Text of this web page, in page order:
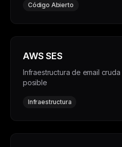
Código Abierto
AWS SES
Infraestructura de email
posible
Infraestructura